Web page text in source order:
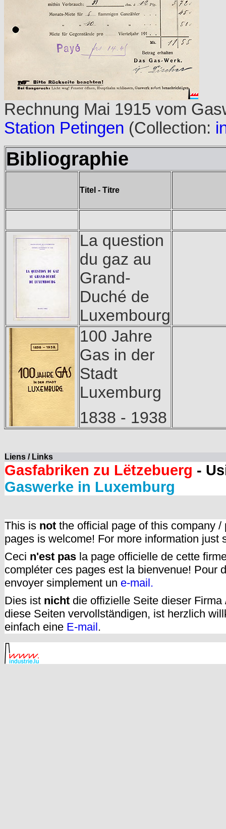
Rechnung Mai 1915 vom
Station Petingen (Collection:
Bibliographie
Titel - Titre
La question
du gaz au
Grand-
Duché de
Luxembourg
100 Jahre
Gas in der
Stadt
Luxemburg
1838 - 1938
Liens / Links
Gasfabriken zu Lëtzebuerg -
Gaswerke in Luxemburg
This is not the official page of this company
pages is welcome! For more information just
Ceci n'est pas la page officielle de cette
compléter ces pages est la bienvenue! Pour
envoyer simplement un e-mail.
Dies ist nicht die offizielle Seite dieser
diese Seiten vervollständigen, ist herzlich
einfach eine E-mail.